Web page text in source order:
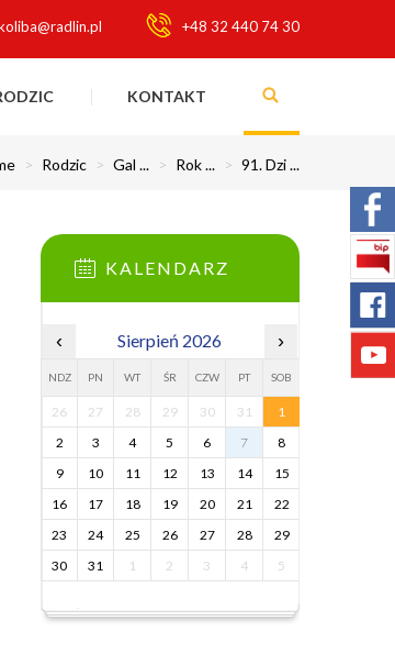
+48 32 440 74 30
KONTAKT
> Rodzic > Gal ... > Rok ... > 91. Dzi ...
KALENDARZ
‹ Sierpień 2026 ›
NDZ PN WT ŚR CZW PT SOB
26 27 28 29 30 31
1
2
3 4 5 6 7
8
9
10 11 12 13 14
15
16
17 18 19 20 21
22
23
24 25 26 27 28
29
30
31 1 2 3 4 5